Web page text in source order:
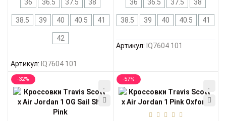
36 36.5 37.5 38
38.5 39 40 40.5 41
42
Артикул: IQ7604 101
36 36.5 37.5 38
38.5 39 40 40.5 41
Артикул: IQ7604 101
-32% -57%